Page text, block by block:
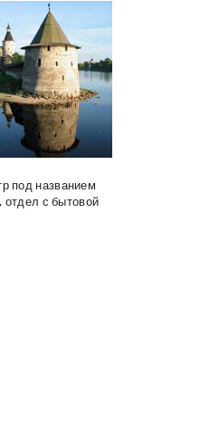
под названием
отдел с бытовой